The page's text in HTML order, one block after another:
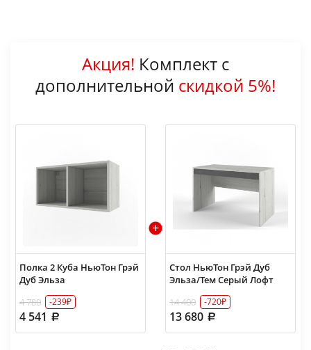
Акция! Комплект с
дополнительной скидкой 5%!
Полка 2 Куба НьюТон Грэй
Дуб Эльза
4 780
-239₽
4 541
Стол НьюТон Грэй Дуб
Эльза/Тем Серый Лофт
14 400
-720₽
13 680